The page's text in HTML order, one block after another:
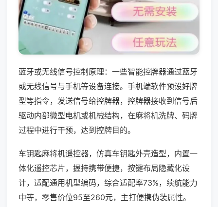
蓝牙或无线信号控制原理：一些智能控牌器通过蓝牙
或无线信号与手机等设备连接。手机端软件预设好牌
型等指令，发送信号给控牌器，控牌器接收到信号后
驱动内部微型电机或机械结构，在麻将机洗牌、码牌
过程中进行干预，达到控牌目的。
车钥匙麻将机遥控器，仿真车钥匙外壳造型，内置一
体化遥控芯片，握持携带便捷，按键布局隐藏化设
计，适配通用机型编码，综合适配率73%，续航能力
中等，零售价位95至260元，主打便携伪装属性。